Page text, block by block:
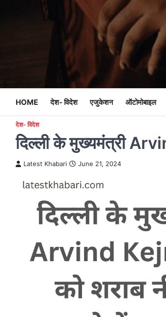
HOME देश- विदेश एजुकेशन ऑटोमोबाइल
देश- विदेश
दिल्ली के मुख्यमंत्री
Latest Khabari June 21, 2024